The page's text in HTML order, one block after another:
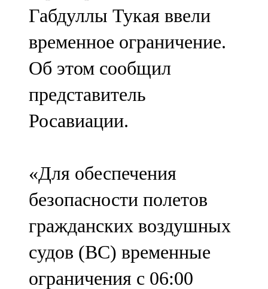
107,8 FM
Теләче
106,1 FM
Түбән Кама
102,6 FM
107,7 FM
Чистай
103,0 FM
Чүпрәле
91,0 FM
Габдуллы Тукая ввели
временное ограничение.
Об этом сообщил
представитель
Росавиации.
«Для обеспечения
безопасности полетов
гражданских воздушных
судов (ВС) временные
ограничения с 06:00